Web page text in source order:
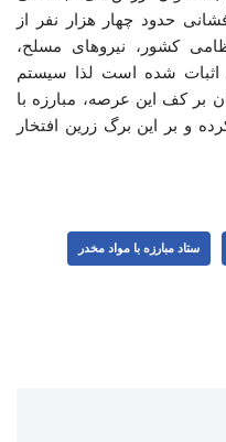
حدود چهار هزار نفر از
کشور، نیروهای مسلح،
اثبات شده است لذا سیستم
بر کف این عرصه، مبارزه با
و بر این برگ زرین افتخار
ستاد مبارزه با مواد مخدر